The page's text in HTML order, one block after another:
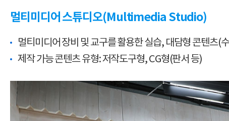
멀티미디어 스튜디오(Multimedia Studio)
멀티미디어 장비 및 교구를 활용한 실습, 대담형 콘텐츠(
제작 가능 콘텐츠 유형: 저작도구형, CG형(판서 등)